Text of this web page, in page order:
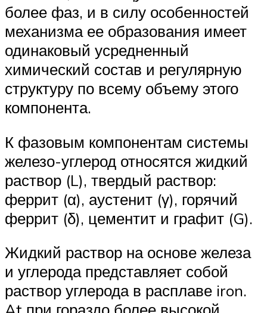
более фаз, и в силу особенностей
механизма ее образования имеет
одинаковый усредненный
химический состав и регулярную
структуру по всему объему этого
компонента.
К фазовым компонентам системы
железо-углерод относятся жидкий
раствор (L), твердый раствор:
феррит (α), аустенит (γ), горячий
феррит (δ), цементит и графит (G).
Жидкий раствор на основе железа
и углерода представляет собой
раствор углерода в расплаве iron.